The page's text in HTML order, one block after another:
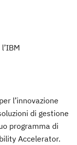
l’innovazione
di gestione
programma di
Accelerator.